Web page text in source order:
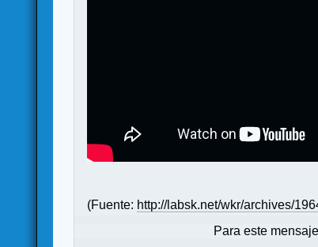
(Fuente: http://labsk.net/wkr/archives/
Para este